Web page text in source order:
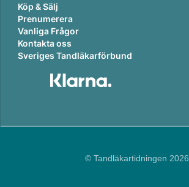
Köp & Sälj
Prenumerera
Vanliga Frågor
Kontakta oss
Sveriges Tandläkarförbund
© Tandläkartidningen 2026